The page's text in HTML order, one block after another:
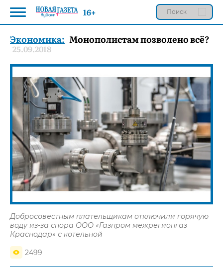
Экономика: Монополистам позволено всё?
25.09.2018
Добросовестным плательщикам отключили горячую
воду из-за спора ООО «Газпром межрегионгаз
Краснодар» с котельной
2499
16+